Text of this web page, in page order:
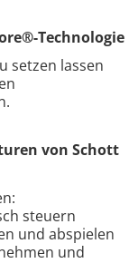
Technologie
setzen lassen
von Schott
steuern
und abspielen
und